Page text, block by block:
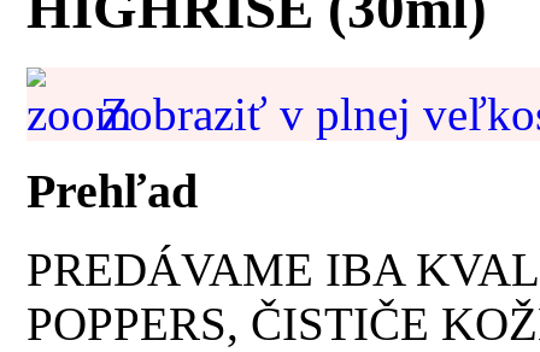
Zobraziť v plnej
Prehľad
PREDÁVAME IBA
POPPERS, ČISTIČE